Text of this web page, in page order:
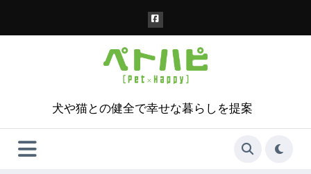
犬や猫との健全で幸せな暮らしを提案